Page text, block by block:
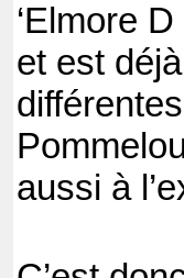
‘Elmore
et est
aussi à